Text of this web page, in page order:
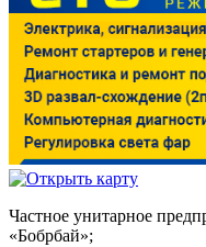
Частное унитарное
«Бобрбай»;